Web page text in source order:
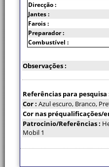
Direcção :
Jantes :
Farois :
Preparador :
Combustível :
Observações :
Referências para pesquisa
Cor : Azul escuro, Branco,
Cor nas préqualificações/
Patrocinio/Referências :
Mobil 1